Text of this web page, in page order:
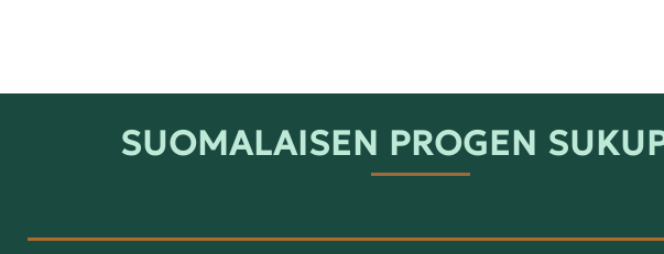
SUOMALAISEN PROGEN